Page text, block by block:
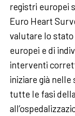
registri europei
Euro Heart
valutare lo
europei e di
interventi
iniziare già
tutte le fasi